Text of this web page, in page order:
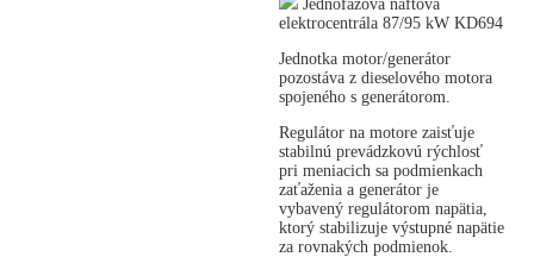
Jednofázová naftová
elektrocentrála 87/95 kW KD694
Jednotka motor/generátor
pozostáva z dieselového motora
spojeného s generátorom.
Regulátor na motore zaisťuje
stabilnú prevádzkovú rýchlosť
pri meniacich sa podmienkach
zaťaženia a generátor je
vybavený regulátorom napätia,
ktorý stabilizuje výstupné napätie
za rovnakých podmienok.